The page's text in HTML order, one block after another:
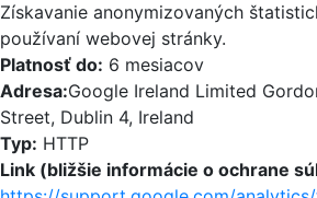
Získavanie anonymizovaných
používaní webovej stránky.
Platnosť do: 6 mesiacov
Adresa:Google Ireland Limited
Street, Dublin 4, Ireland
Typ: HTTP
Link (bližšie informácie o ochrane